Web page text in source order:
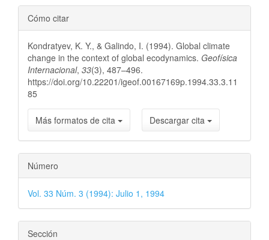
Detalles
del
artículo
Cómo citar
Kondratyev, K. Y., & Galindo, I. (1994). Global climate
change in the context of global ecodynamics. Geofísica
Internacional, 33(3), 487–496.
https://doi.org/10.22201/igeof.00167169p.1994.33.3.11
85
Más formatos de cita Descargar cita
Número
Vol. 33 Núm. 3 (1994): Julio 1, 1994
Sección